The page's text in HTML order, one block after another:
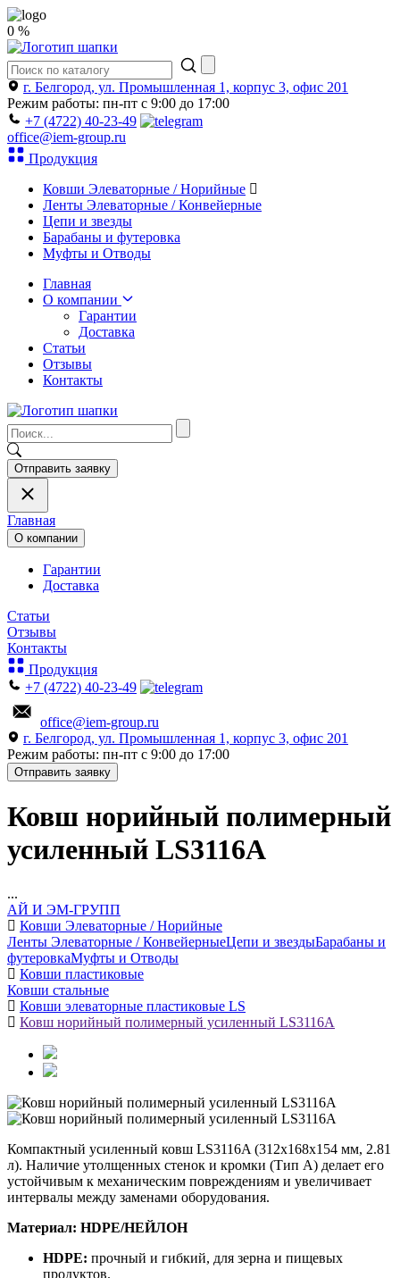
0 %
г. Белгород, ул. Промышленная 1, корпус 3, офис 201
Режим работы: пн-пт с 9:00 до 17:00
+7 (4722) 40-23-49
office@iem-group.ru
Продукция
Ковши Элеваторные / Норийные
Ленты Элеваторные / Конвейерные
Цепи и звезды
Барабаны и футеровка
Муфты и Отводы
Главная
О компании
Гарантии
Доставка
Статьи
Отзывы
Контакты
Отправить заявку
Главная
О компании
Гарантии
Доставка
Статьи
Отзывы
Контакты
Продукция
+7 (4722) 40-23-49
office@iem-group.ru
г. Белгород, ул. Промышленная 1, корпус 3, офис 201
Режим работы: пн-пт с 9:00 до 17:00
Отправить заявку
Ковш норийный полимерный
усиленный LS3116A
...
АЙ И ЭМ-ГРУПП
Ковши Элеваторные / Норийные
Ленты Элеваторные / КонвейерныеЦепи и звездыБарабаны и
футеровкаМуфты и Отводы
Ковши пластиковые
Ковши стальные
Ковши элеваторные пластиковые LS
Ковш норийный полимерный усиленный LS3116A
Компактный усиленный ковш LS3116A (312x168x154 мм, 2.81
л). Наличие утолщенных стенок и кромки (Тип А) делает его
устойчивым к механическим повреждениям и увеличивает
интервалы между заменами оборудования.
Материал: HDPE/НЕЙЛОН
HDPE: прочный и гибкий, для зерна и пищевых
продуктов.